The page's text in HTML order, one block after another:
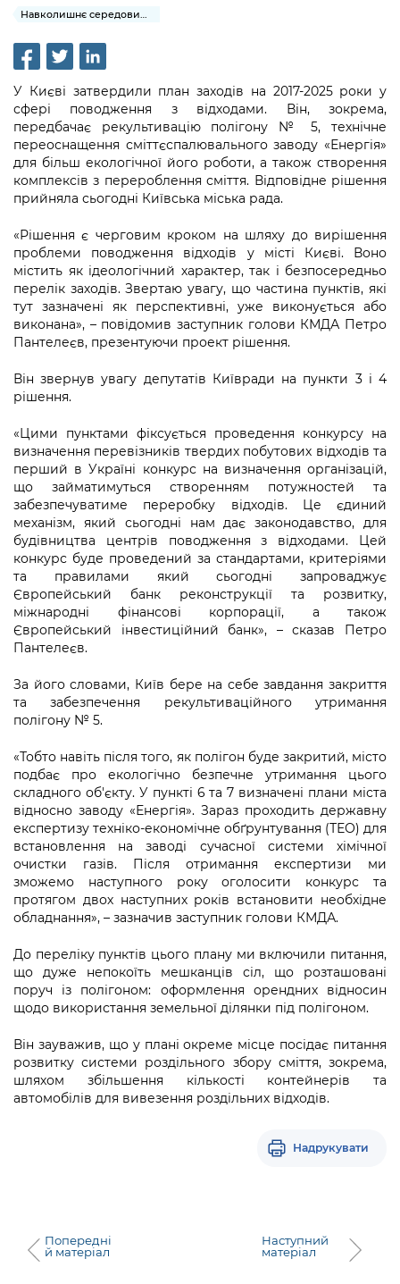
Рішення та розпорядження
Проєкти розпоряджень, що
перебувають на погодженні КМВА
Рішення Київради
Контактна інформація
Графік роботи та прийому громадян
Статистика
Звернення громадян
Регуляторна діяльність
Підприємства, установи, організації
Kyiv International Relations
Річні звіти
Гендерна політика
Безбар'єрність
Київська міська військова адміністрація
Освіта та навчальні заклади
Дороги, транспорт та парковки
Навколишнє середовище міста
Містобудування та земельні ділянки
Культура, спорт, дозвілля
Бізнес та ліцензування
Фінанси та бюджет
Безпека та правопорядок
Ритуальні послуги
Іноземцям / For foreigners
Пам'ятки культурної спадщини
Портал Захисників та Захисниць
Безбар'єрність
Портал послуг
Міський застосунок Київ Цифровий
Важливе під час воєнного стану
Громадська експертиза
Громадський бюджет
Консультації з громадськістю
Громадська рада
Петиції
Відкритий бюджет
Контактний центр
Допомога учасникам АТО
Рада з питань внутрішньо переміщених
осіб при Київській міській військовій
«Ініціатива «Партнерство «Відкритий
Важливе під час воєнного стану
Інформація з обмеженим доступом
Проекти нормативно-правових та
інших актів
Нормативна база
Питання і відповіді про публічну
інформацію
Порядок оскарження рішень, дій чи
бездіяльності розпорядників інформації
Звіти про опрацювання запитів на
публічну інформацію
Інформація для споживачів
Портал даних Києва
Публічні дашборди
Медіагалерея
Підписатися на новини та анонси від
from the KCSA
Порядок акредитації медіа /
Accreditation process
Подати журналістський запит /
Зйомки в лікарнях в умовах воєнного
стану / Rules for media coverage of
hospitals at work under martial law
Контакти для медіа / Contacts for mass
media
Навколишнє середовище міста
У Києві затвердили план заходів на 2017-2025 роки у
сфері поводження з відходами. Він, зокрема,
передбачає рекультивацію полігону № 5, технічне
переоснащення сміттєспалювального заводу «Енергія»
для більш екологічної його роботи, а також створення
комплексів з перероблення сміття. Відповідне рішення
прийняла сьогодні Київська міська рада.
«Рішення є черговим кроком на шляху до вирішення
проблеми поводження відходів у місті Києві. Воно
містить як ідеологічний характер, так і безпосередньо
перелік заходів. Звертаю увагу, що частина пунктів, які
тут зазначені як перспективні, уже виконується або
виконана», – повідомив заступник голови КМДА Петро
Пантелеєв, презентуючи проект рішення.
Він звернув увагу депутатів Київради на пункти 3 і 4
рішення.
«Цими пунктами фіксується проведення конкурсу на
визначення перевізників твердих побутових відходів та
перший в Україні конкурс на визначення організацій,
що займатимуться створенням потужностей та
забезпечуватиме переробку відходів. Це єдиний
механізм, який сьогодні нам дає законодавство, для
будівництва центрів поводження з відходами. Цей
конкурс буде проведений за стандартами, критеріями
та правилами який сьогодні запроваджує
Європейський банк реконструкції та розвитку,
міжнародні фінансові корпорації, а також
Європейський інвестиційний банк», – сказав Петро
Пантелеєв.
За його словами, Київ бере на себе завдання закриття
та забезпечення рекультиваційного утримання
полігону № 5.
«Тобто навіть після того, як полігон буде закритий, місто
подбає про екологічно безпечне утримання цього
складного об'єкту. У пункті 6 та 7 визначені плани міста
відносно заводу «Енергія». Зараз проходить державну
експертизу техніко-економічне обґрунтування (ТЕО) для
встановлення на заводі сучасної системи хімічної
очистки газів. Після отримання експертизи ми
зможемо наступного року оголосити конкурс та
протягом двох наступних років встановити необхідне
обладнання», – зазначив заступник голови КМДА.
До переліку пунктів цього плану ми включили питання,
що дуже непокоїть мешканців сіл, що розташовані
поруч із полігоном: оформлення орендних відносин
щодо використання земельної ділянки під полігоном.
Він зауважив, що у плані окреме місце посідає питання
розвитку системи роздільного збору сміття, зокрема,
шляхом збільшення кількості контейнерів та
автомобілів для вивезення роздільних відходів.
Надрукувати
Попередні
й матеріал
Наступний
матеріал